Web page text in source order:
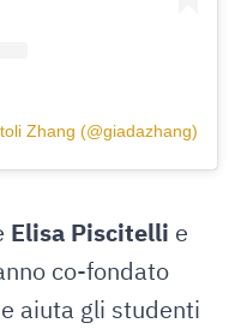
Zhang (@giadazhang)
Elisa Piscitelli e
co-fondato
aiuta gli studenti